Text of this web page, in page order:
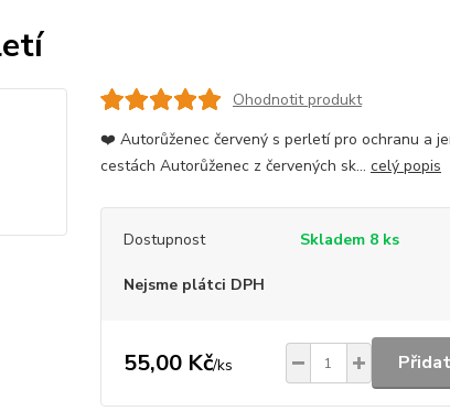
Ohodnotit produkt
❤️ Autorůženec červený s perletí pro ochranu a
cestách Autorůženec z červených sk... celý popis
Dostupnost Skladem 8 ks
Nejsme plátci DPH
55,00 Kč/ks